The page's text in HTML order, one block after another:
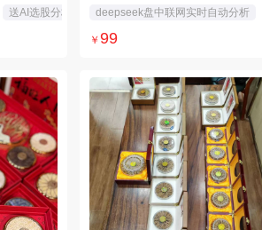
送AI选股分析股票提示词或一根那曲虫草
deepseek盘中联网实时自动分析
￥99